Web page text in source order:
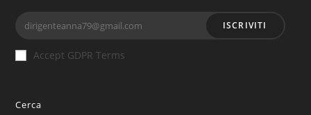
ISCRIVITI
Accept GDPR Terms
Cerca